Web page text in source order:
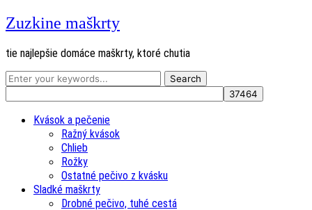
Zuzkine maškrty
tie najlepšie domáce maškrty, ktoré chutia
Kvások a pečenie
Ražný kvások
Chlieb
Rožky
Ostatné pečivo z kvásku
Sladké maškrty
Drobné pečivo, tuhé cestá